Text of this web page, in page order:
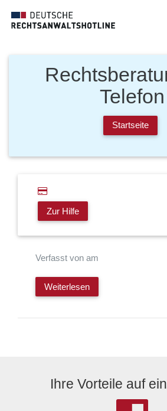
Telefon
Startseite
Zur Hilfe
Verfasst von am
Weiterlesen
Ihre Vorteile auf